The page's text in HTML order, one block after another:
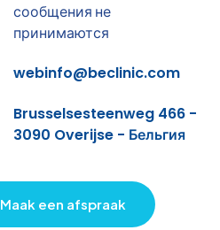
сообщения не
принимаются
webinfo@beclinic.com
Brusselsesteenweg 466 -
3090 Overijse - Бельгия
Maak een afspraak